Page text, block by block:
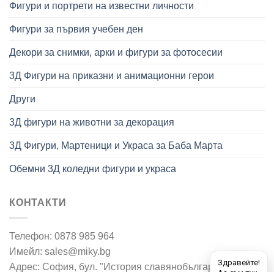
Фигури и портрети на известни личности
Фигури за първия учебен ден
Декори за снимки, арки и фигури за фотосесии
3Д Фигури на приказни и анимационни герои
Други
3Д фигури на животни за декорация
3Д Фигури, Мартеници и Украса за Баба Марта
Обемни 3Д коледни фигури и украса
КОНТАКТИ
Телефон: 0878 985 964
Имейл: sales@miky.bg
Адрес: София, бул. "История славянобългарска" 7